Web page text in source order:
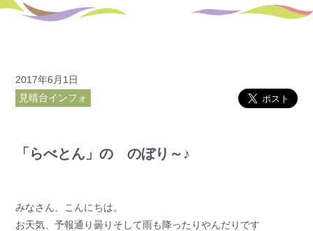
2017年6月1日
見晴台インフォ
「らべとん」の のぼり～♪
みなさん、こんにちは。
お天気、予報通り曇りそして雨も降ったりやんだりです